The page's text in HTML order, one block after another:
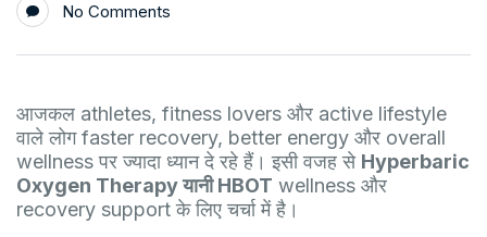
No Comments
आजकल athletes, fitness lovers और active lifestyle
वाले लोग faster recovery, better energy और overall
wellness पर ज्यादा ध्यान दे रहे हैं। इसी वजह से Hyperbaric
Oxygen Therapy यानी HBOT wellness और
recovery support के लिए चर्चा में है।